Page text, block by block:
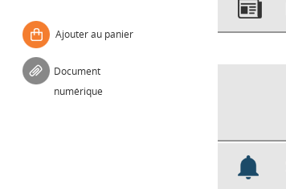
Ajouter au panier
Document
numérique